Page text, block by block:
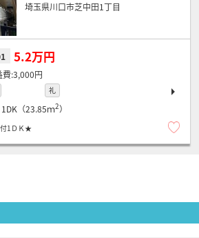
埼玉県川口市芝中田1丁目
5.2万円
3,000円
礼
1DK（23.85ｍ2）
1ＤＫ★